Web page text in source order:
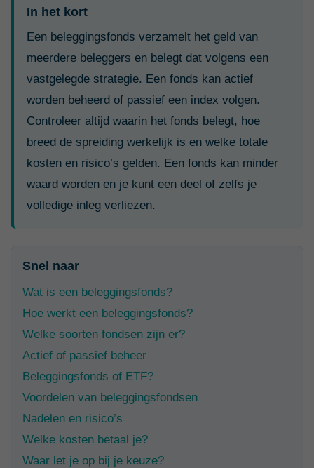
In het kort
Een beleggingsfonds verzamelt het geld van
meerdere beleggers en belegt dat volgens een
vastgelegde strategie. Een fonds kan actief
worden beheerd of passief een index volgen.
Controleer altijd waarin het fonds belegt, hoe
breed de spreiding werkelijk is en welke totale
kosten en risico’s gelden. Een fonds kan minder
waard worden en je kunt een deel of zelfs je
volledige inleg verliezen.
Snel naar
Wat is een beleggingsfonds?
Hoe werkt een beleggingsfonds?
Welke soorten fondsen zijn er?
Actief of passief beheer
Beleggingsfonds of ETF?
Voordelen van beleggingsfondsen
Nadelen en risico’s
Welke kosten betaal je?
Waar let je op bij je keuze?